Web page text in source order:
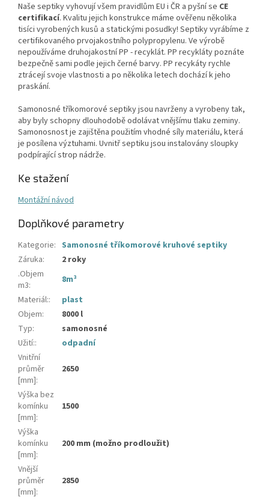
Naše septiky vyhovují všem pravidlům EU i ČR a pyšní se CE
certifikací. Kvalitu jejich konstrukce máme ověřenu několika
tisíci vyrobených kusů a statickými posudky! Septiky vyrábíme z
certifikovaného prvojakostního polypropylenu. Ve výrobě
nepoužíváme druhojakostní PP - recyklát. PP recykláty poznáte
bezpečně sami podle jejich černé barvy. PP recykáty rychle
ztrácejí svoje vlastnosti a po několika letech dochází k jeho
praskání.
Samonosné tříkomorové septiky jsou navrženy a vyrobeny tak,
aby byly schopny dlouhodobě odolávat vnějšímu tlaku zeminy.
Samonosnost je zajištěna použitím vhodné síly materiálu, která
je posílena výztuhami. Uvnitř septiku jsou instalovány sloupky
podpírající strop nádrže.
Ke stažení
Montážní návod
Doplňkové parametry
Kategorie: Samonosné tříkomorové kruhové septiky
Záruka:
2 roky
.Objem
m3:
8m³
Materiál::
plast
Objem:
8000 l
Typ:
samonosné
Užití::
odpadní
Vnitřní
průměr
[mm]:
2650
Výška bez
komínku
[mm]:
1500
Výška
komínku
[mm]:
200 mm (možno prodloužit)
Vnější
průměr
[mm]:
2850